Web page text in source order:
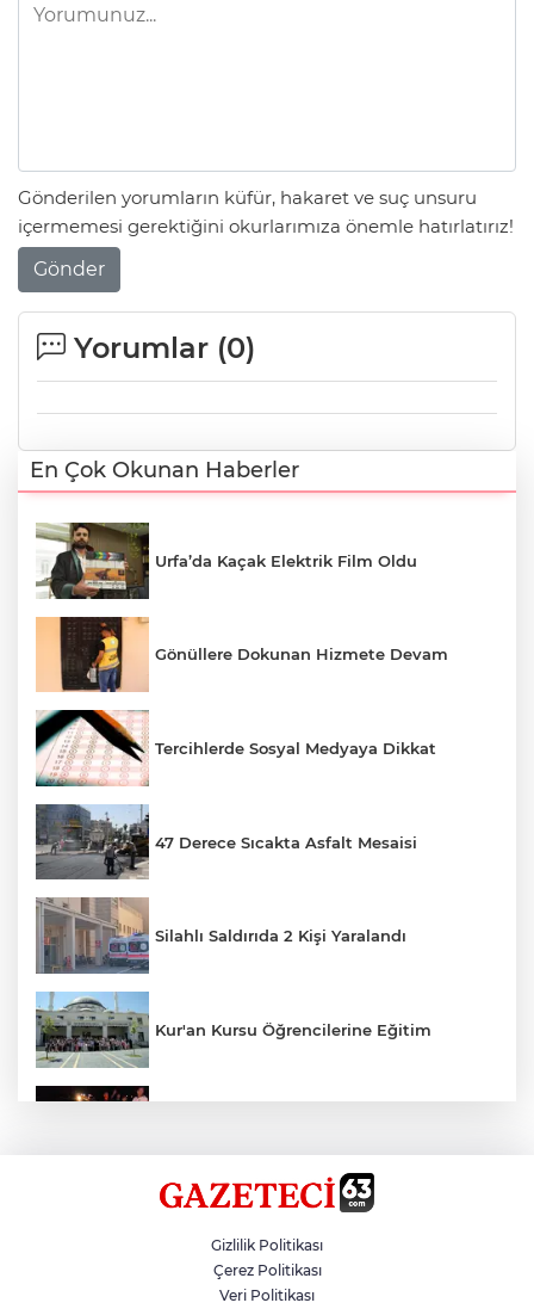
Gönderilen yorumların küfür, hakaret ve suç unsuru
içermemesi gerektiğini okurlarımıza önemle hatırlatırız!
Gönder
Yorumlar (0)
En Çok Okunan Haberler
Urfa’da Kaçak Elektrik Film Oldu
Gönüllere Dokunan Hizmete Devam
Tercihlerde Sosyal Medyaya Dikkat
47 Derece Sıcakta Asfalt Mesaisi
Silahlı Saldırıda 2 Kişi Yaralandı
Kur'an Kursu Öğrencilerine Eğitim
Siverek’te Mahmut Gülel Dönemi
Gizlilik Politikası
Çerez Politikası
Veri Politikası